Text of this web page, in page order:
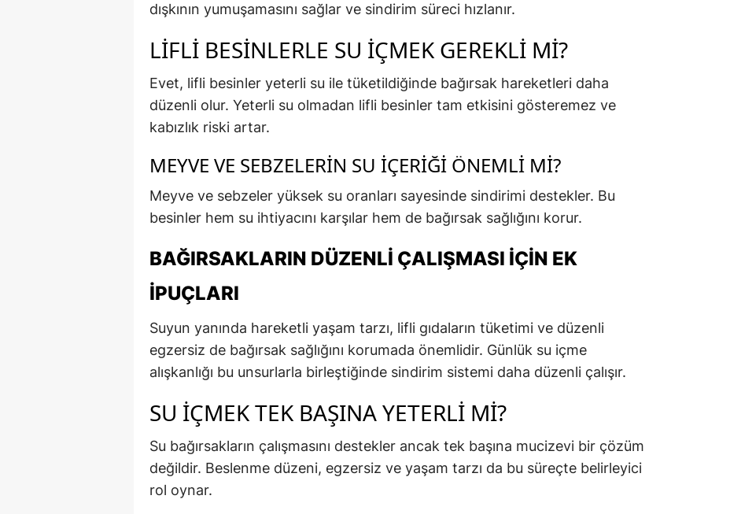
dışkının yumuşamasını sağlar ve sindirim süreci hızlanır.
LIFLI BESINLERLE SU İÇMEK GEREKLI MI?
Evet, lifli besinler yeterli su ile tüketildiğinde bağırsak hareketleri daha
düzenli olur. Yeterli su olmadan lifli besinler tam etkisini gösteremez ve
kabızlık riski artar.
MEYVE VE SEBZELERIN SU İÇERIĞI ÖNEMLI MI?
Meyve ve sebzeler yüksek su oranları sayesinde sindirimi destekler. Bu
besinler hem su ihtiyacını karşılar hem de bağırsak sağlığını korur.
BAĞIRSAKLARIN DÜZENLI ÇALIŞMASI İÇIN EK
İPUÇLARI
Suyun yanında hareketli yaşam tarzı, lifli gıdaların tüketimi ve düzenli
egzersiz de bağırsak sağlığını korumada önemlidir. Günlük su içme
alışkanlığı bu unsurlarla birleştiğinde sindirim sistemi daha düzenli çalışır.
SU İÇMEK TEK BAŞINA YETERLI MI?
Su bağırsakların çalışmasını destekler ancak tek başına mucizevi bir çözüm
değildir. Beslenme düzeni, egzersiz ve yaşam tarzı da bu süreçte belirleyici
rol oynar.